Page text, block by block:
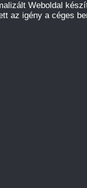
Weboldal
az igény a céges